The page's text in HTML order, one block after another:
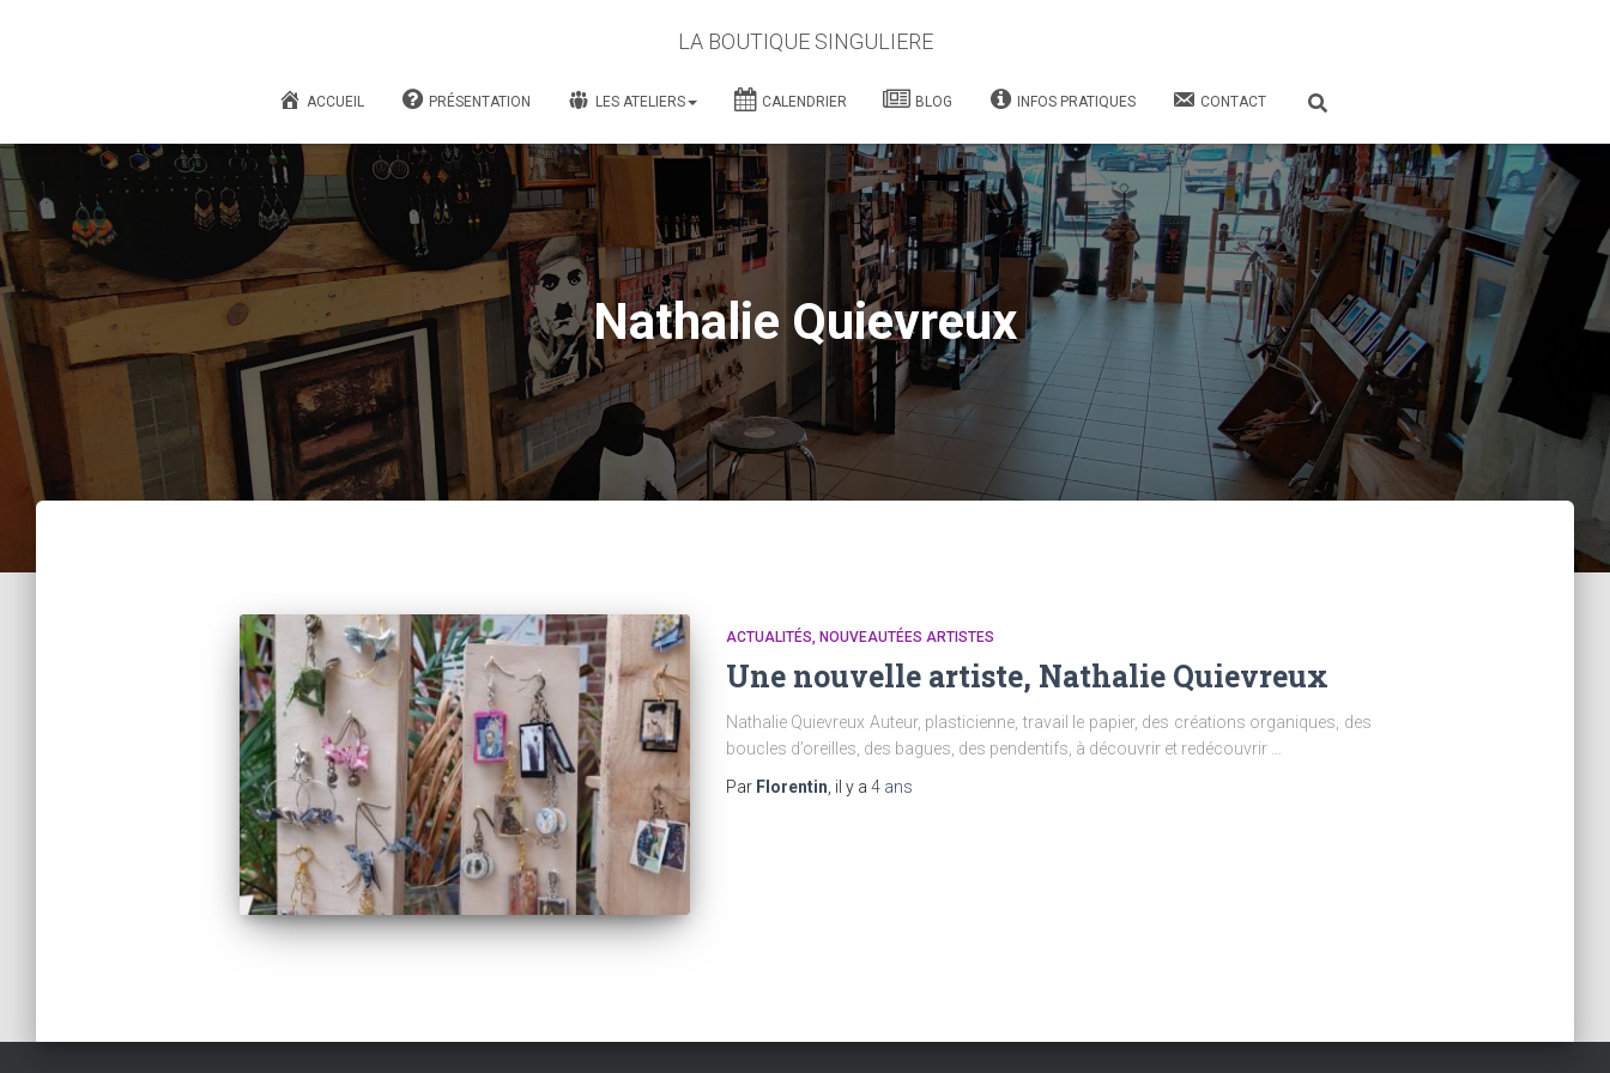
LA BOUTIQUE SINGULIERE
ACCUEIL PRÉSENTATION LES ATELIERS CALENDRIER BLOG INFOS PRATIQUES CONTACT
Nathalie Quievreux
ACTUALITÉS NOUVEAUTÉES ARTISTES
Une nouvelle artiste, Nathalie Quievreux
Nathalie Quievreux Auteur, plasticienne, travail le papier, des créations organiques, des
boucles d’oreilles, des bagues, des pendentifs, à découvrir et redécouvrir …
Par Florentin , il y a 4 ans